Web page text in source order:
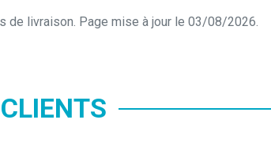
de livraison. Page mise à jour le 03/08/2026.